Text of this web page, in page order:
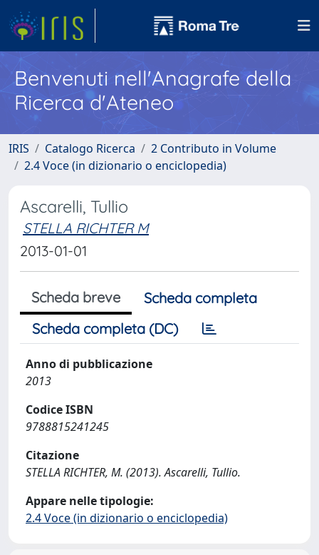
Benvenuti nell'Anagrafe della
Ricerca d'Ateneo
IRIS Catalogo Ricerca
2 Contributo in Volume
2.4 Voce (in dizionario o enciclopedia)
Ascarelli, Tullio
STELLA RICHTER M
2013-01-01
Scheda breve
Scheda completa
Scheda completa (DC)
Anno di pubblicazione
2013
Codice ISBN
9788815241245
Citazione
STELLA RICHTER, M. (2013). Ascarelli, Tullio.
Appare nelle tipologie:
2.4 Voce (in dizionario o enciclopedia)